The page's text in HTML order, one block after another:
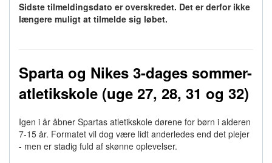
Sidste tilmeldingsdato er overskredet. Det er derfor ikke
længere muligt at tilmelde sig løbet.
Sparta og Nikes 3-dages sommer-
atletikskole (uge 27, 28, 31 og 32)
Igen i år åbner Spartas atletikskole dørene for børn i alderen
7-15 år. Formatet vil dog være lidt anderledes end det plejer
- men er stadig fuld af skønne oplevelser.